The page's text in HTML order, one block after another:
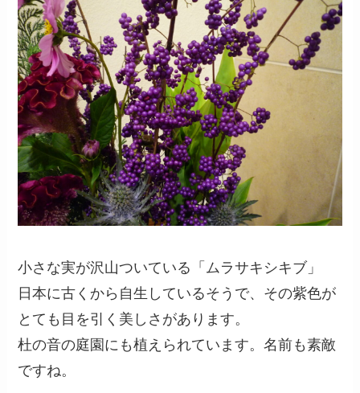
小さな実が沢山ついている「ムラサキシキブ」
日本に古くから自生しているそうで、その紫色が
とても目を引く美しさがあります。
杜の音の庭園にも植えられています。名前も素敵
ですね。